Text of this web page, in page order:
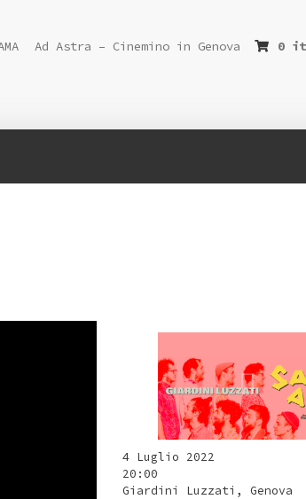
Ad Astra – Cinemino in Genova 0
4 Luglio 2022
20:00
Giardini Luzzati, Genova